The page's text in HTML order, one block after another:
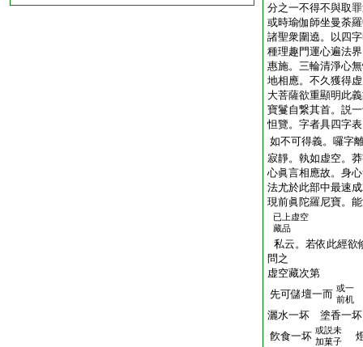
分之一不得不與取
或時瑜伽師坐曼荼
諸聖衆圍遶。以四
種理趣門運心遍法
惠施。三輪清淨心
地相應。不久獲得
大菩薩欲重顯明此
寶鬘自繋其首。説
怛覽。字者具四字
如不可得義。囉字
寂靜。執如虚空。
心眞言相應故。身
法尤於此部中最速
現前眞陀羅尼寶。
已上虚空
藏品
私云。若依此經欲
問之
虚空藏次第
先可儲壇一而 或一
前机
灑水一坏 塗香一
飮食一坏 或説未
加菓子